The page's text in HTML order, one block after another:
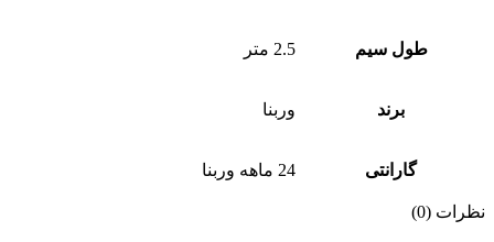
طول سیم 2.5 متر
برند وربنا
گارانتی 24 ماهه وربنا
نظرات (0)